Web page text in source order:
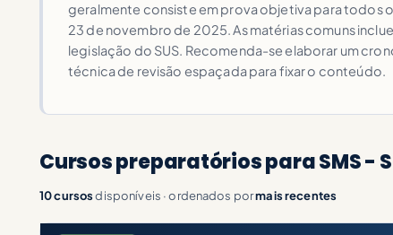
geralmente consiste em prova objetiva para todos
23 de novembro de 2025. As matérias comuns
legislação do SUS. Recomenda-se elaborar um
técnica de revisão espaçada para fixar o conteúdo.
Cursos preparatórios para SMS -
10 cursosdisponíveis · ordenados pormais recentes